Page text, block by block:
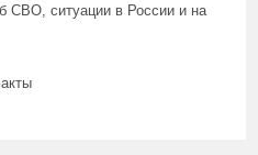
СВО, ситуации в России и на